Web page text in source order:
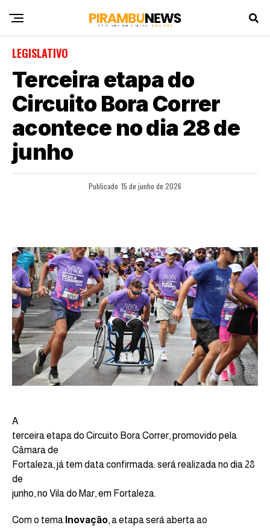
LEGISLATIVO
Terceira etapa do
Circuito Bora Correr
acontece no dia 28 de
junho
Publicado 15 de junho de 2026
A
terceira etapa do Circuito Bora Correr, promovido pela
Câmara de
Fortaleza, já tem data confirmada: será realizada no dia 28
de
junho, no Vila do Mar, em Fortaleza.
Com o tema Inovação, a etapa será aberta ao